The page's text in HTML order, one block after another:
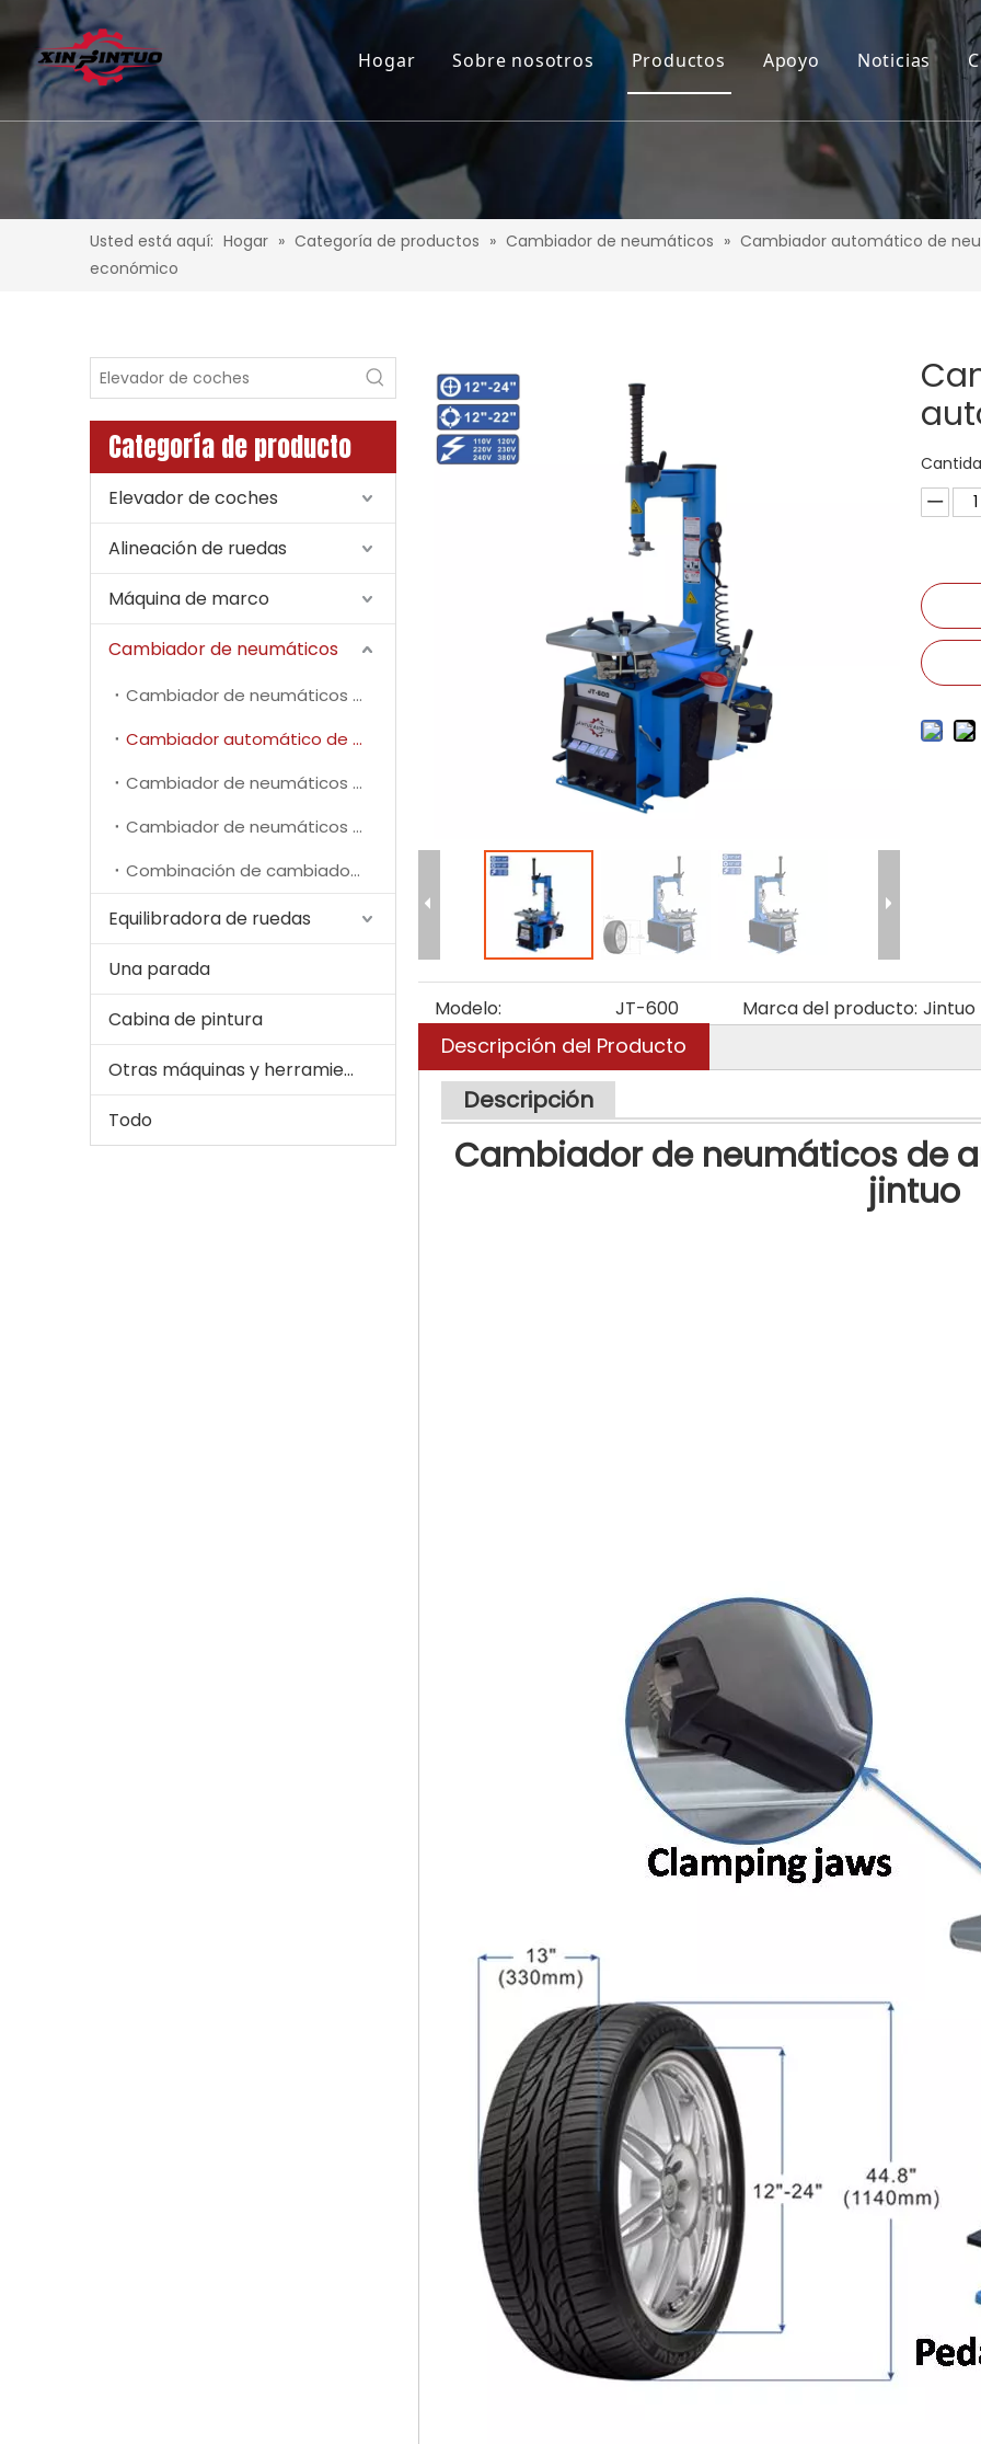
Hogar Sobre nosotros Productos Apoyo Noticias
Usted está aquí: Hogar » Categoría de productos » Cambiador de neumáticos » Cambiador automático de
económico
Categoría de producto
Elevador de coches
Alineación de ruedas
Máquina de marco
Cambiador de neumáticos
Cambiador de neumáticos manual
Cambiador automático de neumáticos
Cambiador de neumáticos de motocicleta
Cambiador de neumáticos para camiones
Combinación de cambiador y equilibrador de neumáticos
Equilibradora de ruedas
Una parada
Cabina de pintura
Otras máquinas y herramientas para automóviles
Todo
Modelo: JT-600 Marca del producto: Jintuo
Descripción del Producto
Descripción
Cambiador de neumáticos de
jintuo